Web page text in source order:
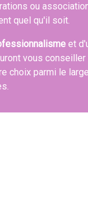
ou
quel qu'il soit.
et
vous
choix parmi le